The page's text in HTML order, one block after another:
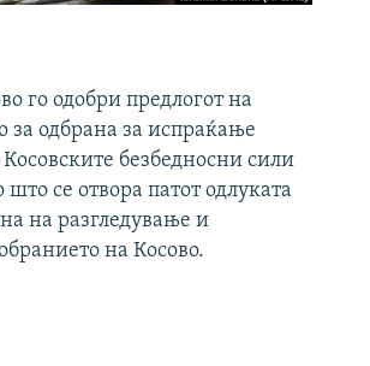
го одобри предлогот на
за одбрана за испраќање
безбедносни сили
што се отвора патот одлуката
на разгледување и
на Косово.